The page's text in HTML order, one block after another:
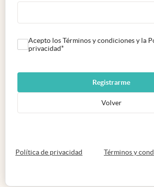
Acepto los Términos y condiciones y la
privacidad*
Registrarme
Volver
Política de privacidad abre en nueva pestaña
Términos y